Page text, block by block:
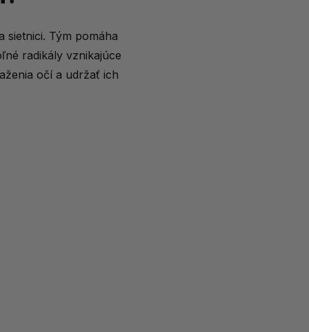
Tým pomáha
radikály vznikajúce
očí a udržať ich